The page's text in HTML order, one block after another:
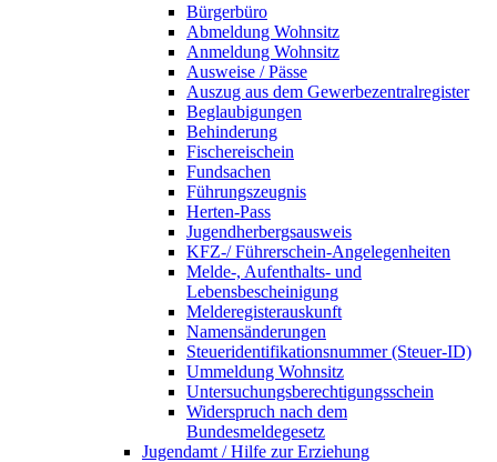
Bürgerbüro
Abmeldung Wohnsitz
Anmeldung Wohnsitz
Ausweise / Pässe
Auszug aus dem Gewerbezentralregister
Beglaubigungen
Behinderung
Fischereischein
Fundsachen
Führungszeugnis
Herten-Pass
Jugendherbergsausweis
KFZ-/ Führerschein-Angelegenheiten
Melde-, Aufenthalts- und
Lebensbescheinigung
Melderegisterauskunft
Namensänderungen
Steueridentifikationsnummer (Steuer-ID)
Ummeldung Wohnsitz
Untersuchungsberechtigungsschein
Widerspruch nach dem
Bundesmeldegesetz
Jugendamt / Hilfe zur Erziehung